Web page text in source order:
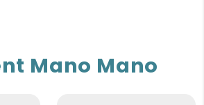
Mano Mano